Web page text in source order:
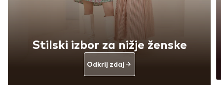
Stilski izbor za nižje ženske
Odkrij zdaj